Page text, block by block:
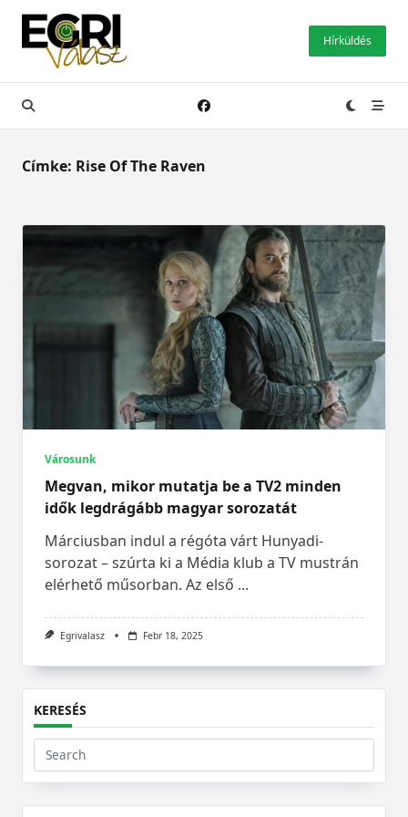
Skip
content
Hírküldés
Címke: Rise Of The Raven
Városunk
Megvan, mikor mutatja be a TV2 minden
idők legdrágább magyar sorozatát
Márciusban indul a régóta várt Hunyadi-
sorozat – szúrta ki a Média klub a TV mustrán
elérhető műsorban. Az első ...
Egrivalasz Febr 18, 2025
KERESÉS
Search
for: